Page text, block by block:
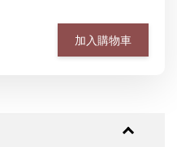
加入購物車